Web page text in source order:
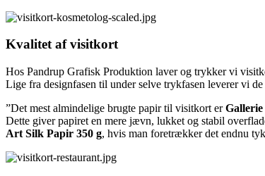
Kvalitet af visitkort
Hos Pandrup Grafisk Produktion laver og trykker vi
Lige fra designfasen til under selve trykfasen leverer vi
”Det mest almindelige brugte papir til visitkort er
Dette giver papiret en mere jævn, lukket og stabil
Art Silk Papir 350 g, hvis man foretrækker det endnu